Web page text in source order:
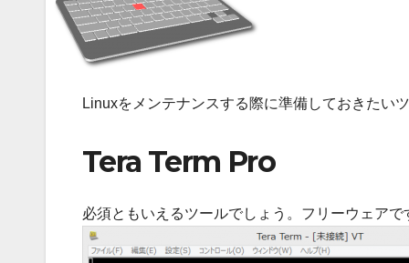
Linuxをメンテナンスする際に準備しておきたい
Tera Term Pro
必須ともいえるツールでしょう。フリーウェアで